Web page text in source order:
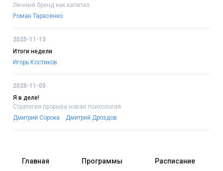
Личный бренд как капитал
Роман Тарасенко
2025-11-13
Итоги недели
Игорь Костиков
2025-11-05
Я в деле!
Стратегия прорыва:новая психология
Дмитрий Сорока
Дмитрий Дроздов
Главная Программы Расписание